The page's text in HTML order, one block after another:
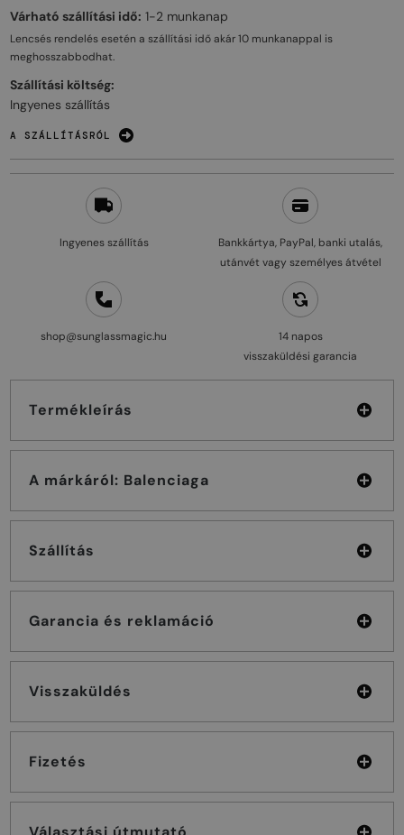
Ingyenes szállítás
Bankkártya, PayPal, banki utalás,
utánvét vagy személyes átvétel
shop@sunglassmagic.hu
14 napos
visszaküldési garancia
Termékleírás
A márkáról: Balenciaga
Szállítás
Garancia és reklamáció
Visszaküldés
Fizetés
Várható szállítási idő: 1-2 munkanap
Lencsés rendelés esetén a szállítási idő akár10 munkanappal is
meghosszabbodhat.
Szállítási költség:
Ingyenes szállítás
A SZÁLLÍTÁSRÓL